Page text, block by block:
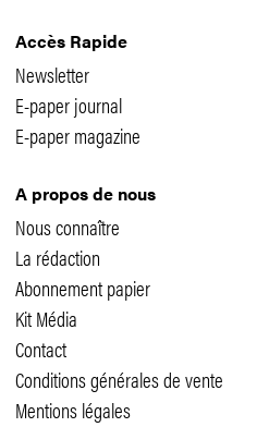
Accès Rapide
Newsletter
E-paper journal
E-paper magazine
A propos de nous
Nous connaître
La rédaction
Abonnement papier
Kit Média
Contact
Conditions générales de vente
Mentions légales